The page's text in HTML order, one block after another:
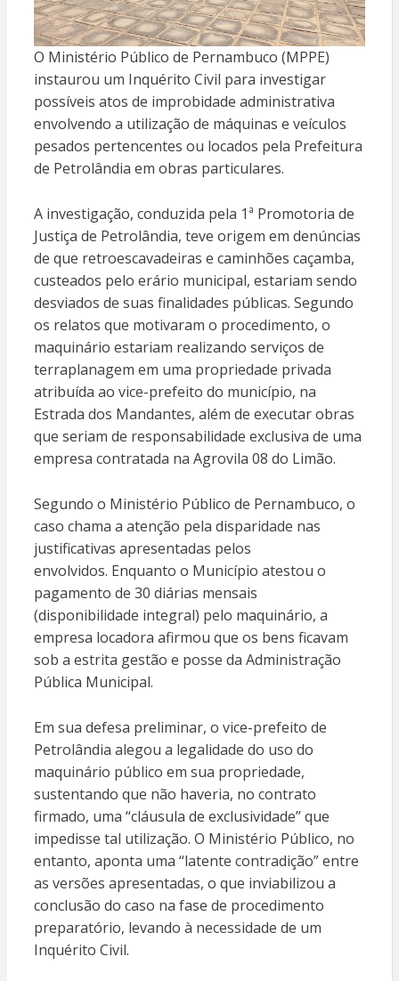
O Ministério Público de Pernambuco (MPPE)
instaurou um Inquérito Civil para investigar
possíveis atos de improbidade administrativa
envolvendo a utilização de máquinas e veículos
pesados pertencentes ou locados pela Prefeitura
de Petrolândia em obras particulares.
A investigação, conduzida pela 1ª Promotoria de
Justiça de Petrolândia, teve origem em denúncias
de que retroescavadeiras e caminhões caçamba,
custeados pelo erário municipal, estariam sendo
desviados de suas finalidades públicas. Segundo
os relatos que motivaram o procedimento, o
maquinário estariam realizando serviços de
terraplanagem em uma propriedade privada
atribuída ao vice-prefeito do município, na
Estrada dos Mandantes, além de executar obras
que seriam de responsabilidade exclusiva de uma
empresa contratada na Agrovila 08 do Limão.
Segundo o Ministério Público de Pernambuco, o
caso chama a atenção pela disparidade nas
justificativas apresentadas pelos
envolvidos. Enquanto o Município atestou o
pagamento de 30 diárias mensais
(disponibilidade integral) pelo maquinário, a
empresa locadora afirmou que os bens ficavam
sob a estrita gestão e posse da Administração
Pública Municipal.
Em sua defesa preliminar, o vice-prefeito de
Petrolândia alegou a legalidade do uso do
maquinário público em sua propriedade,
sustentando que não haveria, no contrato
firmado, uma “cláusula de exclusividade” que
impedisse tal utilização. O Ministério Público, no
entanto, aponta uma “latente contradição” entre
as versões apresentadas, o que inviabilizou a
conclusão do caso na fase de procedimento
preparatório, levando à necessidade de um
Inquérito Civil.